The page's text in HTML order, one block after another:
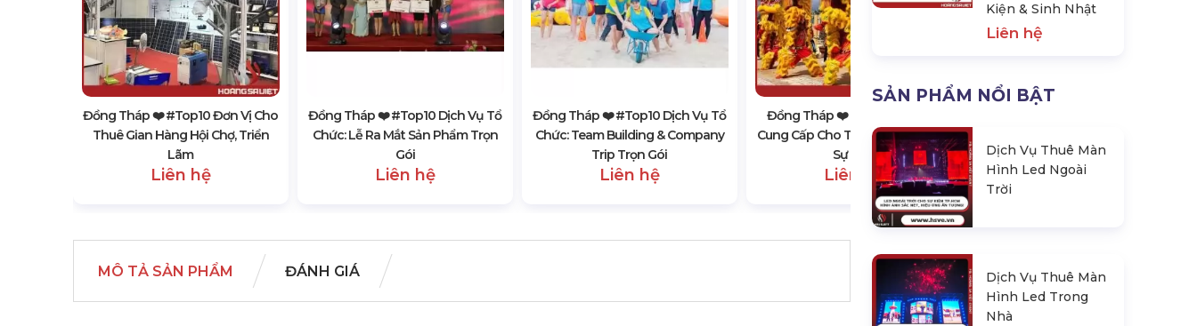
Đồng Tháp ❤️️ #top10 Đơn Vị Cho
Thuê Gian Hàng Hội Chợ, Triển
Lãm
Liên hệ
Đồng Tháp ❤️️ #top10 Dịch Vụ Tổ
Chức: Lễ Ra Mắt Sản Phẩm Trọn
Gói
Liên hệ
Đồng Tháp ❤️️ #top10 Dịch Vụ Tổ
Chức: Team Building & Company
Trip Trọn Gói
Liên hệ
Đồng Tháp ❤️️ #top10 Dịch Vụ
Cung Cấp Cho Thuê Lân Sư Rồng,
Sự Kiện
Liên hệ
Kiện & Sinh Nhật
MÔ TẢ SẢN PHẨM ĐÁNH GIÁ
Kiện & Sinh Nhật
Liên hệ
SẢN PHẨM NỔI BẬT
Dịch Vụ Thuê Màn
Hình Led Ngoài
Trời
Dịch Vụ Thuê Màn
Hình Led Trong
Nhà